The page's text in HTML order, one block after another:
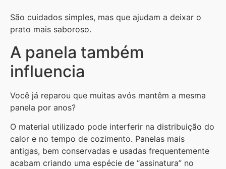
São cuidados simples, mas que ajudam a deixar o
prato mais saboroso.
A panela também
influencia
Você já reparou que muitas avós mantêm a mesma
panela por anos?
O material utilizado pode interferir na distribuição do
calor e no tempo de cozimento. Panelas mais
antigas, bem conservadas e usadas frequentemente
acabam criando uma espécie de “assinatura” no